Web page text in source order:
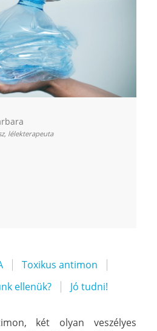
lélekterapeuta
Toxikus antimon
ellenük?
Jó tudni!
két olyan veszélyes